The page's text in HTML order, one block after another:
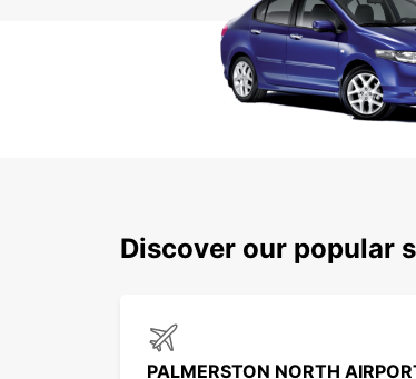
Discover our popular
PALMERSTON NORTH